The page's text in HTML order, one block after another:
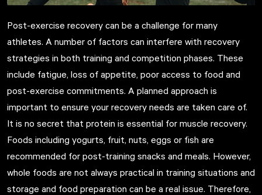
Post-exercise recovery can be a challenge for many
athletes. A number of factors can interfere with recovery
strategies in both training and competition phases. These
include fatigue, loss of appetite, poor access to food and
post-exercise commitments. A planned approach is
important to ensure your recovery needs are taken care of.
It is no secret that protein is essential for muscle recovery.
Foods including yogurts, fruit, nuts, eggs or fish are
recommended for post-training snacks and meals. However,
whole foods are not always practical in training situations and
storage and food preparation can be a real issue. Therefore,